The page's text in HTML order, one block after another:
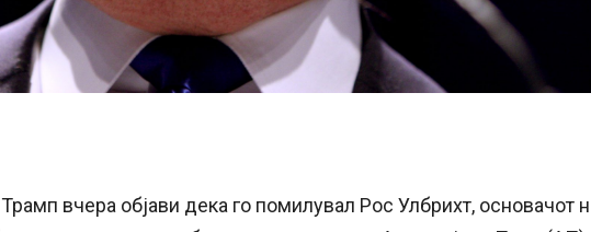
вчера објави дека го помилувал Рос Улбрихт, основачот